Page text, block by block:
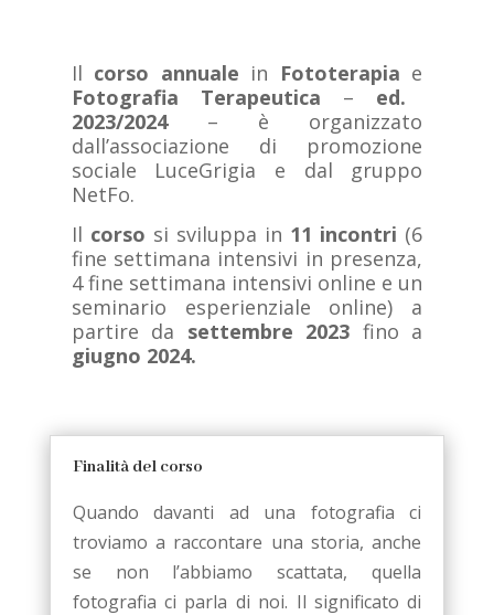
Il corso annuale in Fototerapia e
Fotografia Terapeutica – ed.
2023/2024– è organizzato
dall’associazione di promozione
sociale LuceGrigia e dal gruppo
NetFo.
Il corso si sviluppa in 11 incontri (6
fine settimana intensivi in presenza,
4 fine settimana intensivi online e un
seminario esperienziale online) a
partire da settembre 2023 fino a
giugno 2024.
Finalità del corso
Quando davanti ad una fotografia ci
troviamo a raccontare una storia, anche
se non l’abbiamo scattata, quella
fotografia ci parla di noi. Il significato di